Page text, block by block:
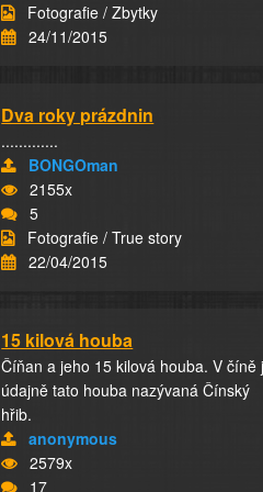
Fotografie / Zbytky
24/11/2015
Dva roky prázdnin
.............
BONGOman
2155x
5
Fotografie / True story
22/04/2015
15 kilová houba
Číňan a jeho 15 kilová houba. V číně
údajně tato houba nazývaná Čínský
hřib.
anonymous
2579x
17